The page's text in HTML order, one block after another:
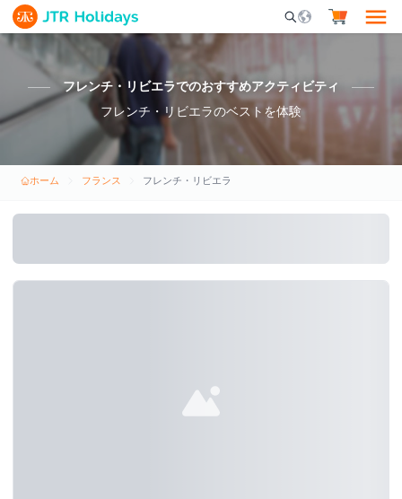
Mobile Search
フレンチ・リビエラでのおすすめアクティビティ
フレンチ・リビエラのベストを体験
ホーム フランス フレンチ・リビエラ